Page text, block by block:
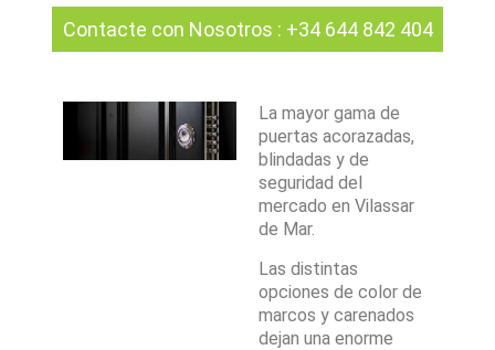
Contacte con Nosotros : +34 644 842 404
La mayor gama de
puertas acorazadas,
blindadas y de
seguridad del
mercado en Vilassar
de Mar.
Las distintas
opciones de color de
marcos y carenados
dejan una enorme